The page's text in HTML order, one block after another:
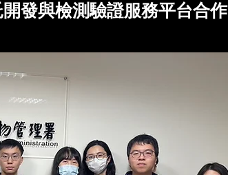
發與檢測驗證服務平台合作